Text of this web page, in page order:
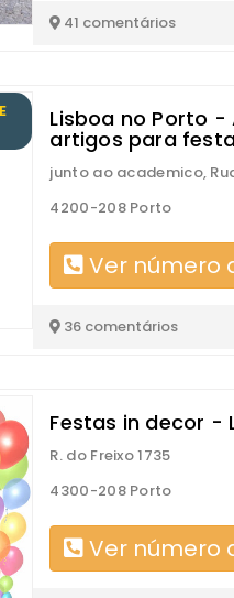
41 comentários
Lisboa no Porto -
artigos para
junto ao academico,
4200-208 Porto
Ver número
36 comentários
Festas in decor -
R. do Freixo 1735
4300-208 Porto
Ver número